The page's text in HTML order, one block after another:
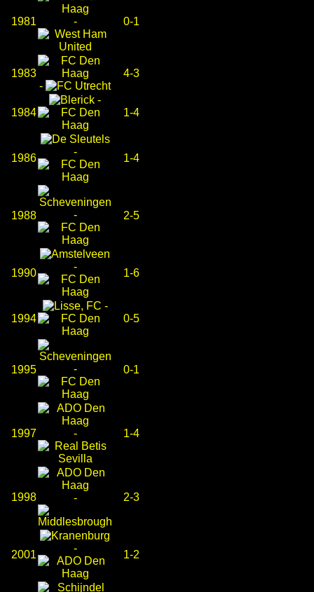
1981 - 0-1
1983
-
4-3
1984
-
1-4
1986
-
1-4
1988 - 2-5
1990
-
1-6
1994
-
0-5
1995 - 0-1
1997 - 1-4
1998 - 2-3
2001
-
1-2